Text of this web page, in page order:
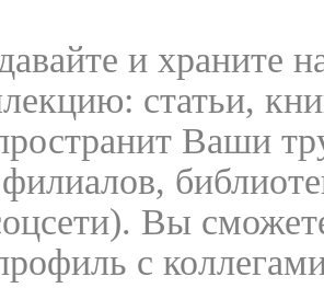
и храните
статьи,
Ваши
филиалов,
Вы
с